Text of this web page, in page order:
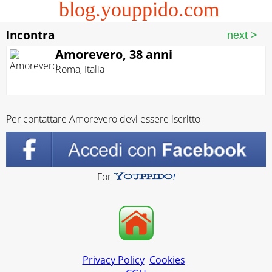
blog.youppido.com
Incontra
Amorevero, 38 anni
Roma, Italia
Per contattare Amorevero devi essere iscritto
For
Privacy Policy Cookies